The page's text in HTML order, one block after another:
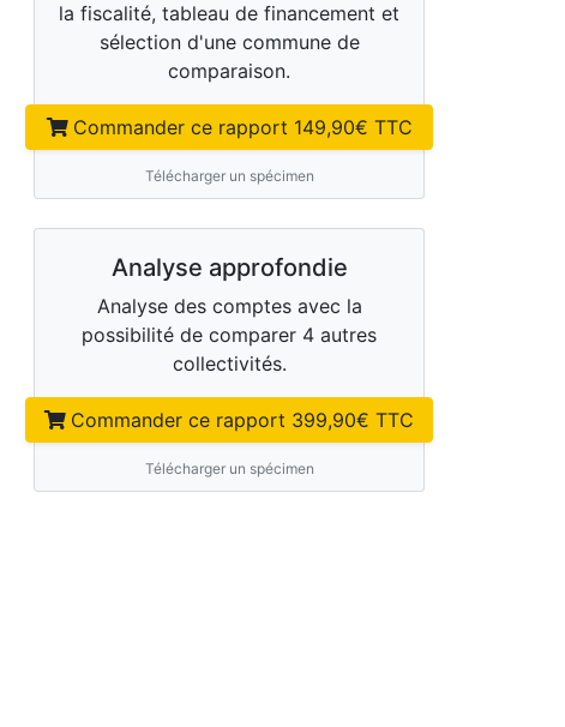
la fiscalité, tableau de financement et
sélection d'une commune de
comparaison.
Commander ce rapport 149,90€ TTC
Télécharger un spécimen
Analyse approfondie
Analyse des comptes avec la
possibilité de comparer 4 autres
collectivités.
Commander ce rapport 399,90€ TTC
Télécharger un spécimen